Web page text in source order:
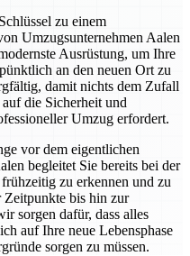
zu einem
Umzugsunternehmen Aalen
Ausrüstung, um Ihre
an den neuen Ort zu
damit nichts dem Zufall
die Sicherheit und
Umzug erfordert.
vor dem eigentlichen
begleitet Sie bereits bei der
zu erkennen und zu
Zeitpunkte bis hin zur
sorgen dafür, dass alles
auf Ihre neue Lebensphase
sorgen zu müssen.